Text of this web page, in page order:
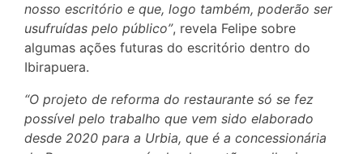
nosso escritório e que, logo também, poderão ser
usufruídas pelo público”, revela Felipe sobre
algumas ações futuras do escritório dentro do
Ibirapuera.
“O projeto de reforma do restaurante só se fez
possível pelo trabalho que vem sido elaborado
desde 2020 para a Urbia, que é a concessionária